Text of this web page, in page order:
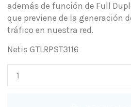
además de función de Full
que previene de la generación
tráfico en nuestra red.
Netis GTLRPST3116